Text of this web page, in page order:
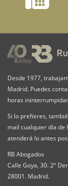
Desde 1977,
Madrid. Puedes
horas
Si lo prefieres,
mail cualquier día de
atenderá lo antes
RB Abogados
Calle Goya, 30. 2º
28001. Madrid.